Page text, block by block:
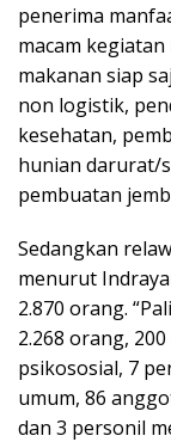
penerima
macam
makanan siap
non logistik,
kesehatan,
hunian darurat/
pembuatan
Sedangkan
menurut
2.870 orang.
2.268 orang,
psikososial, 7
umum, 86
dan 3 personil